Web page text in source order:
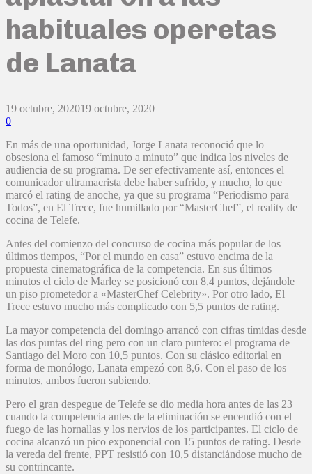
habituales operetas
de Lanata
19 octubre, 202019 octubre, 2020
0
En más de una oportunidad, Jorge Lanata reconoció que lo
obsesiona el famoso “minuto a minuto” que indica los niveles de
audiencia de su programa. De ser efectivamente así, entonces el
comunicador ultramacrista debe haber sufrido, y mucho, lo que
marcó el rating de anoche, ya que su programa “Periodismo para
Todos”, en El Trece, fue humillado por “MasterChef”, el reality de
cocina de Telefe.
Antes del comienzo del concurso de cocina más popular de los
últimos tiempos, “Por el mundo en casa” estuvo encima de la
propuesta cinematográfica de la competencia. En sus últimos
minutos el ciclo de Marley se posicionó con 8,4 puntos, dejándole
un piso prometedor a «MasterChef Celebrity». Por otro lado, El
Trece estuvo mucho más complicado con 5,5 puntos de rating.
La mayor competencia del domingo arrancó con cifras tímidas desde
las dos puntas del ring pero con un claro puntero: el programa de
Santiago del Moro con 10,5 puntos. Con su clásico editorial en
forma de monólogo, Lanata empezó con 8,6. Con el paso de los
minutos, ambos fueron subiendo.
Pero el gran despegue de Telefe se dio media hora antes de las 23
cuando la competencia antes de la eliminación se encendió con el
fuego de las hornallas y los nervios de los participantes. El ciclo de
cocina alcanzó un pico exponencial con 15 puntos de rating. Desde
la vereda del frente, PPT resistió con 10,5 distanciándose mucho de
su contrincante.